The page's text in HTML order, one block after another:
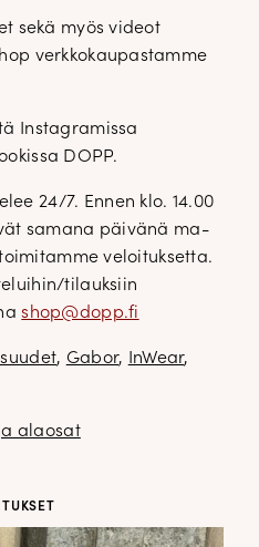
sekä myös videot
verkkokaupastamme
Instagramissa
DOPP.
24/7. Ennen klo. 14.00
samana päivänä ma-
veloituksetta.
tilauksiin
shop@dopp.fi
, Gabor, InWear,
alaosat